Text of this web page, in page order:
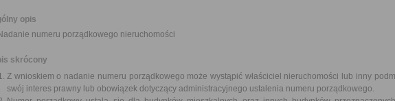
opis
numeru porządkowego nieruchomości
skrócony
Z wnioskiem o nadanie numeru porządkowego może wystąpić właściciel nieruchomości lub inny
swój interes prawny lub obowiązek dotyczący administracyjnego ustalenia numeru porządkowego.